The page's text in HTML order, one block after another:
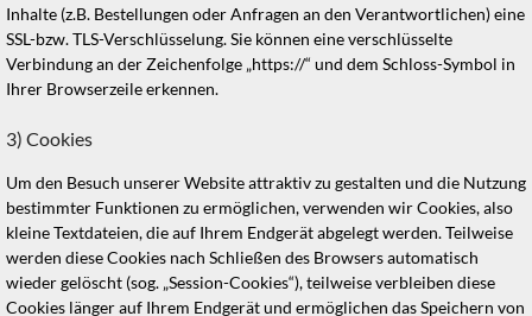
Inhalte (z.B. Bestellungen oder Anfragen an den Verantwortlichen) eine
SSL-bzw. TLS-Verschlüsselung. Sie können eine verschlüsselte
Verbindung an der Zeichenfolge „https://“ und dem Schloss-Symbol in
Ihrer Browserzeile erkennen.
3) Cookies
Um den Besuch unserer Website attraktiv zu gestalten und die Nutzung
bestimmter Funktionen zu ermöglichen, verwenden wir Cookies, also
kleine Textdateien, die auf Ihrem Endgerät abgelegt werden. Teilweise
werden diese Cookies nach Schließen des Browsers automatisch
wieder gelöscht (sog. „Session-Cookies“), teilweise verbleiben diese
Cookies länger auf Ihrem Endgerät und ermöglichen das Speichern von